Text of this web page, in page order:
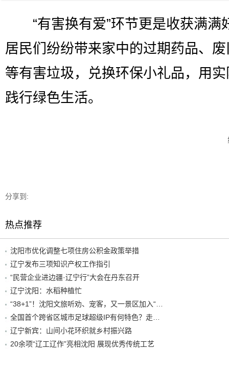
“有害换有爱”环节更是收获满满
居民们纷纷带来家中的过期药品、
等有害垃圾，兑换环保小礼品，用
践行绿色生活。
分享到:
热点推荐
沈阳市优化调整七项住房公积金政策举措
辽宁发布三项知识产权工作指引
“民营企业进边疆·辽宁行”大会在丹东召开
辽宁沈阳：水稻种植忙
辽宁新宾：山间小花环织就乡村振兴路
20余项“辽工辽作”亮相沈阳 展现优秀传统工艺